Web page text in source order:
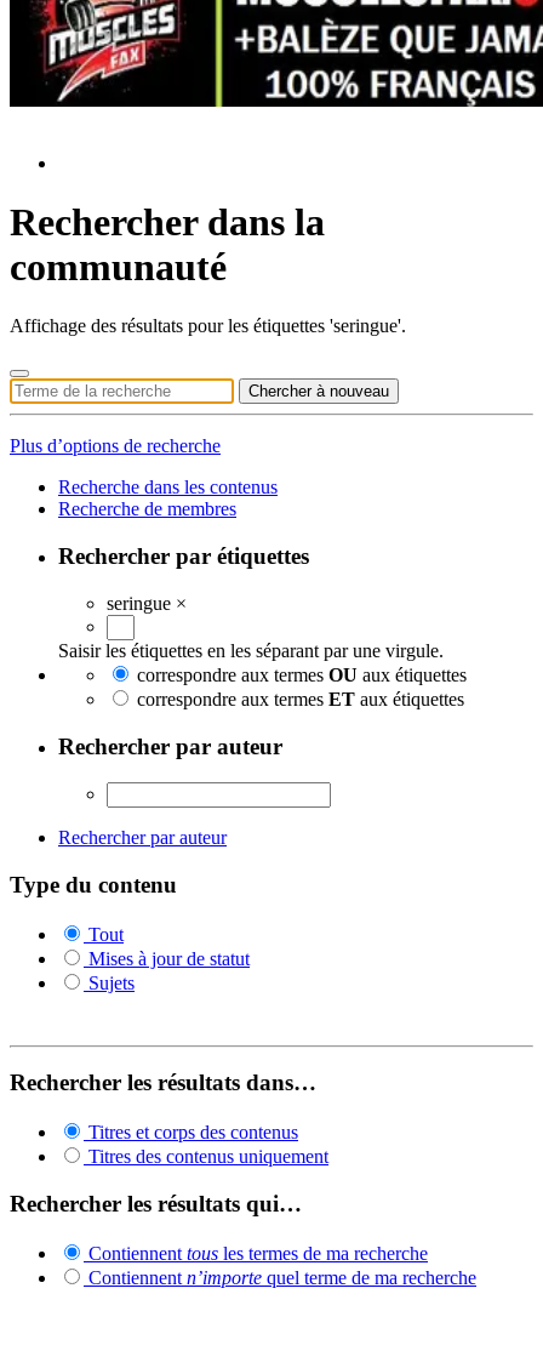
Rechercher dans la
communauté
Affichage des résultats pour les étiquettes 'seringue'.
Chercher à nouveau
Plus d’options de recherche
Recherche dans les contenus
Recherche de membres
Rechercher par étiquettes
seringue ×
Saisir les étiquettes en les séparant par une virgule.
correspondre aux termes OU aux étiquettes
correspondre aux termes ET aux étiquettes
Rechercher par auteur
Rechercher par auteur
Type du contenu
Tout
Mises à jour de statut
Sujets
Rechercher les résultats dans…
Titres et corps des contenus
Titres des contenus uniquement
Rechercher les résultats qui…
Contiennent tous les termes de ma recherche
Contiennent n’importe quel terme de ma recherche